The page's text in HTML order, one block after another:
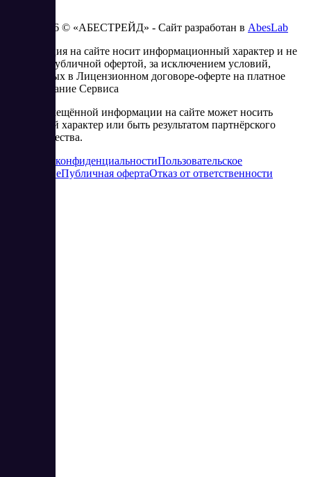
2023 - 2026 © «АБЕСТРЕЙД» - Сайт разработан в AbesLab
Информация на сайте носит информационный характер и не
является публичной офертой, за исключением условий,
изложенных в Лицензионном договоре-оферте на платное
использование Сервиса
Часть размещённой информации на сайте может носить
рекламный характер или быть результатом партнёрского
сотрудничества.
Политика конфиденциальностиПользовательское
соглашениеПубличная офертаОтказ от ответственности